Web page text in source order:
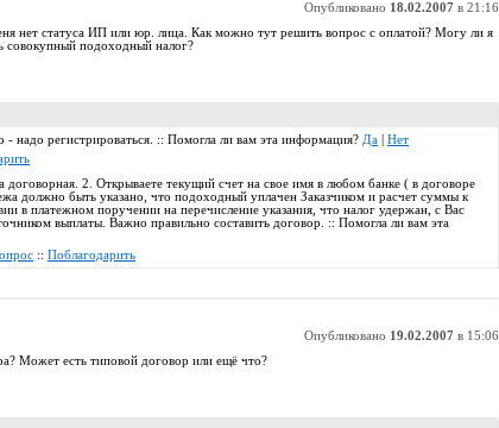
Опубликовано 18.02.2007 в 21:16
нет статуса ИП или юр. лица. Как можно тут решить вопрос с оплатой? Могу ли я
совокупный подоходный налог?
- надо регистрироваться. :: Помогла ли вам эта информация? Да
Нет
2. Открываете текущий счет на свое имя в любом банке ( в договоре
должно быть указано, что подоходный уплачен Заказчиком и расчет суммы к
в платежном поручении на перечисление указания, что налог удержан, с Вас
выплаты. Важно правильно составить договор. :: Помогла ли вам эта
:: Поблагодарить
Опубликовано 19.02.2007 в 15:06
Может есть типовой договор или ещё что?